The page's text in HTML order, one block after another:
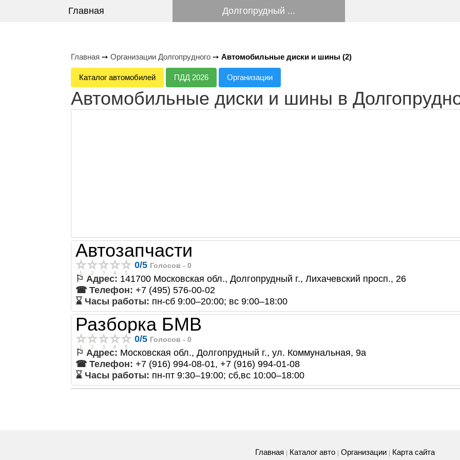
Главная Долгопрудный ...
Главная ➙ Организации Долгопрудного ➙ Автомобильные диски и шины (2)
Каталог автомобилей ПДД 2026 Организации
Автомобильные диски и шины в
Автозапчасти
0/5 Голосов - 0
⚐ Адрес: 141700 Московская обл., Долгопрудный г., Лихачевский просп., 26
☎ Телефон: +7 (495) 576-00-02
⌛ Часы работы: пн-сб 9:00–20:00; вс 9:00–18:00
Разборка БМВ
0/5 Голосов - 0
⚐ Адрес: Московская обл., Долгопрудный г., ул. Коммунальная, 9а
☎ Телефон: +7 (916) 994-08-01, +7 (916) 994-01-08
⌛ Часы работы: пн-пт 9:30–19:00; сб,вс 10:00–18:00
Главная Каталог авто Организации Карта сайта